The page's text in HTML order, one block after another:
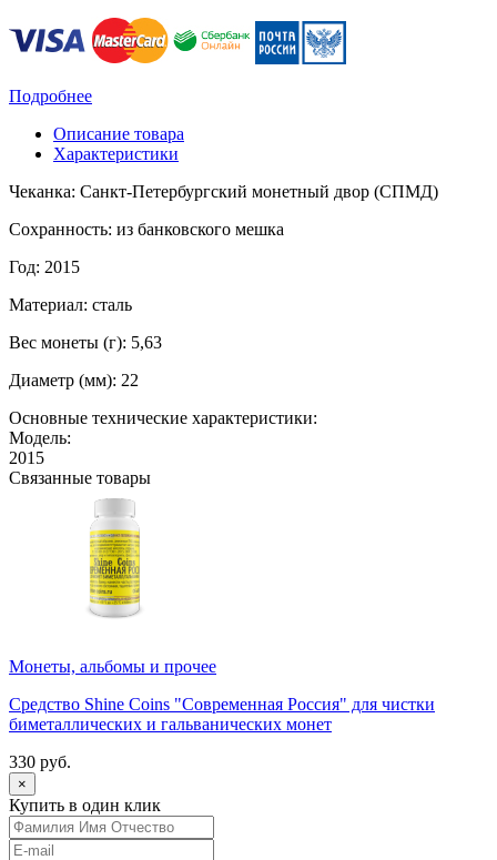
Подробнее
Описание товара
Характеристики
Чеканка: Санкт-Петербургский монетный двор (СПМД)
Сохранность: из банковского мешка
Год: 2015
Материал: сталь
Вес монеты (г): 5,63
Диаметр (мм): 22
Основные технические характеристики:
Модель:
2015
Связанные товары
Монеты, альбомы и прочее
Средство Shine Coins "Современная Россия" для чистки
биметаллических и гальванических монет
330 руб.
×
Купить в один клик